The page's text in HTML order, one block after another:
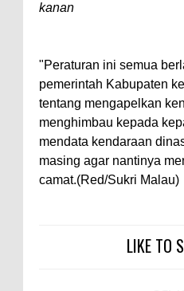
kanan
"Peraturan ini semua
pemerintah Kabupaten
tentang mengapelkan
menghimbau kepada
mendata kendaraan
masing agar nantinya
camat.(Red/Sukri Malau)
LIKE TO